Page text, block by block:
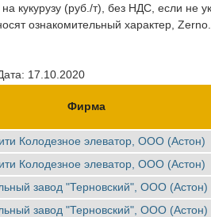
кукурузу (руб./т), без НДС, если не
ознакомительный характер,
17.10.2020
Фирма
Колодезное элеватор, ООО (Астон)
Колодезное элеватор, ООО (Астон)
завод "Терновский", ООО (Астон)
завод "Терновский", ООО (Астон)